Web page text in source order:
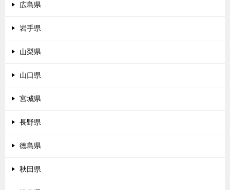
広島県
岩手県
山梨県
山口県
宮城県
長野県
徳島県
秋田県